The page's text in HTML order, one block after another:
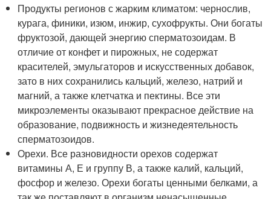
Продукты регионов с жарким климатом: чернослив,
курага, финики, изюм, инжир, сухофрукты. Они богаты
фруктозой, дающей энергию сперматозоидам. В
отличие от конфет и пирожных, не содержат
красителей, эмульгаторов и искусственных добавок,
зато в них сохранились кальций, железо, натрий и
магний, а также клетчатка и пектины. Все эти
микроэлементы оказывают прекрасное действие на
образование, подвижность и жизнедеятельность
сперматозоидов.
Орехи. Все разновидности орехов содержат
витамины А, Е и группу В, а также калий, кальций,
фосфор и железо. Орехи богаты ценными белками, а